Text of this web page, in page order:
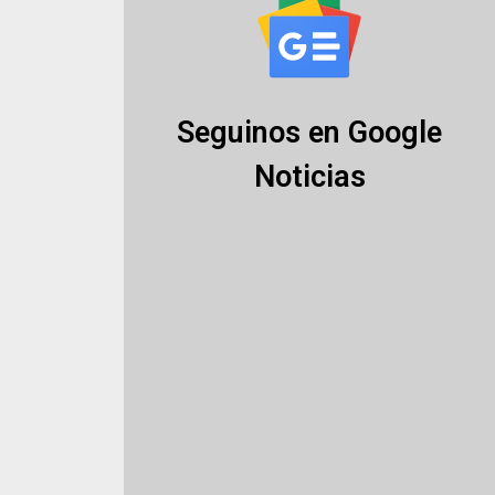
Seguinos en Google
Noticias